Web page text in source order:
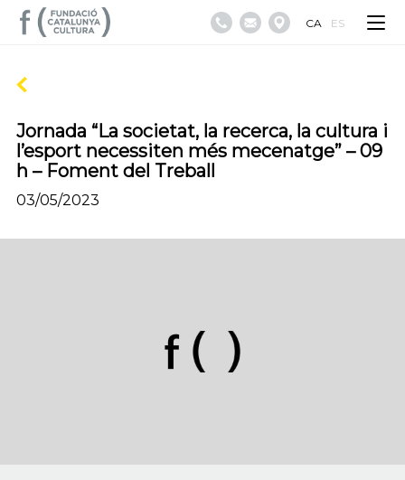
CA ES
Jornada “La societat, la recerca, la cultura i
l’esport necessiten més mecenatge” – 09
h – Foment del Treball
03/05/2023